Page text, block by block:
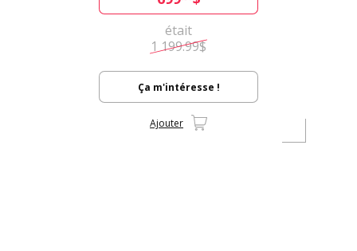
était
1 199.99$
Ça m'intéresse !
Ajouter